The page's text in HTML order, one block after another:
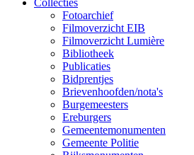
Collecties
Fotoarchief
Filmoverzicht EIB
Filmoverzicht Lumière
Bibliotheek
Publicaties
Bidprentjes
Brievenhoofden/nota's
Burgemeesters
Ereburgers
Gemeentemonumenten
Gemeente Politie